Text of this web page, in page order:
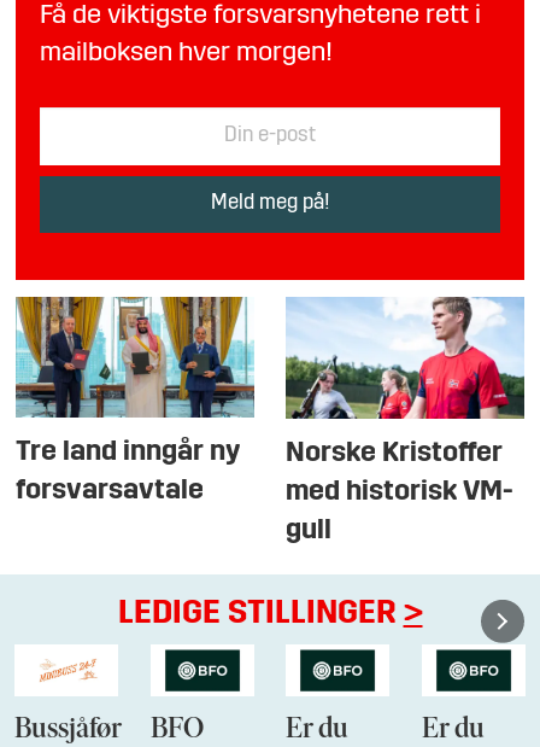
Få de viktigste forsvarsnyhetene rett i
mailboksen hver morgen!
Tre land inngår ny
forsvarsavtale
Norske Kristoffer
med historisk VM-
gull
LEDIGE STILLINGER >
Bussjåfør
BFO
Er du
Er du